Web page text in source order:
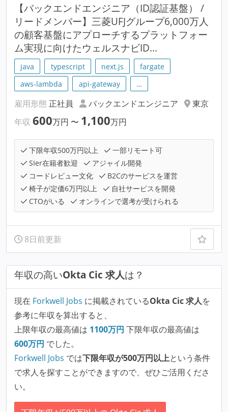
【バックエンドエンジニア（ID認証基盤） /
リードメンバー】三菱UFJグループ6,000万人
の顧客基盤にアプローチするプラットフォー
ム実現に向けたウェルスナビID...
java typescript next.js
fargate
aws-lambda
api-gateway …
雇用形態 正社員 バックエンドエンジニア
東京
年収 600万円 〜 1,100万円
下限年収500万円以上
一部リモート可
SIer在籍者歓迎
アジャイル開発
コードレビュー文化
B2Cのサービスを運営
椅子が定価6万円以上
自社サービスを開発
CTOがいる
オンラインで選考が受けられる
8日前更新
年収の高いOkta Cic 求人は？
現在 Forkwell Jobs に掲載されているOkta Cic 求人を
参考に年収を算出すると、
上限年収の最高値は 1100万円 下限年収の最高値は
600万円 でした。
Forkwell Jobs では下限年収が500万円以上という条件
で求人を探すことができますので、ぜひご活用くださ
い。